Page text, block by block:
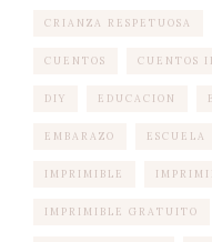
CRIANZA RESPETUOSA
CUENTOS CUENTOS
DIY EDUCACION
EMBARAZO ESCUELA
IMPRIMIBLE
IMPRIMIBLE GRATUITO